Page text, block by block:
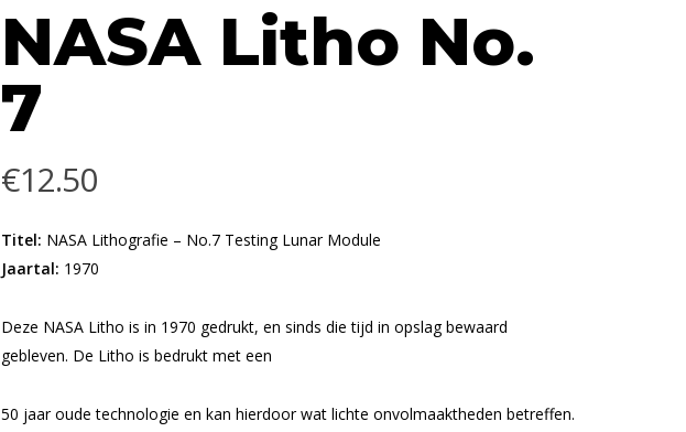
NASA Litho No.
7
€12.50
Titel: NASA Lithografie – No.7 Testing Lunar Module
Jaartal: 1970
Deze NASA Litho is in 1970 gedrukt, en sinds die tijd in opslag bewaard
gebleven. De Litho is bedrukt met een
50 jaar oude technologie en kan hierdoor wat lichte onvolmaaktheden betreffen.